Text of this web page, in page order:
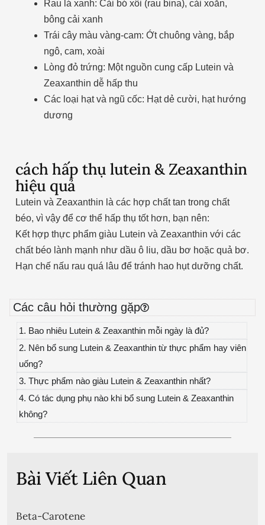
Rau lá xanh: Cải bó xôi (rau bina), cải xoăn,
bông cải xanh
Trái cây màu vàng-cam: Ớt chuông vàng, bắp
ngô, cam, xoài
Lòng đỏ trứng: Một nguồn cung cấp Lutein và
Zeaxanthin dễ hấp thu
Các loại hạt và ngũ cốc: Hạt dẻ cười, hạt hướng
dương
cách hấp thụ lutein & Zeaxanthin
hiệu quả
Lutein và Zeaxanthin là các hợp chất tan trong chất
béo, vì vậy để cơ thể hấp thụ tốt hơn, bạn nên:
Kết hợp thực phẩm giàu Lutein và Zeaxanthin với các
chất béo lành mạnh như dầu ô liu, dầu bơ hoặc quả bơ.
Hạn chế nấu rau quá lâu để tránh hao hụt dưỡng chất.
Các câu hỏi thường gặp
1. Bao nhiêu Lutein & Zeaxanthin mỗi ngày là đủ?
2. Nên bổ sung Lutein & Zeaxanthin từ thực phẩm hay viên
uống?
3. Thực phẩm nào giàu Lutein & Zeaxanthin nhất?
4. Có tác dụng phụ nào khi bổ sung Lutein & Zeaxanthin
không?
Bài Viết Liên Quan
Beta-Carotene